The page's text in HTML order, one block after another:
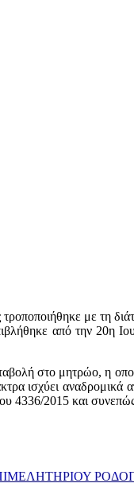
με τη
από την 20η
στο μητρώο, η
ισχύει αναδρομικά
4336/2015 και